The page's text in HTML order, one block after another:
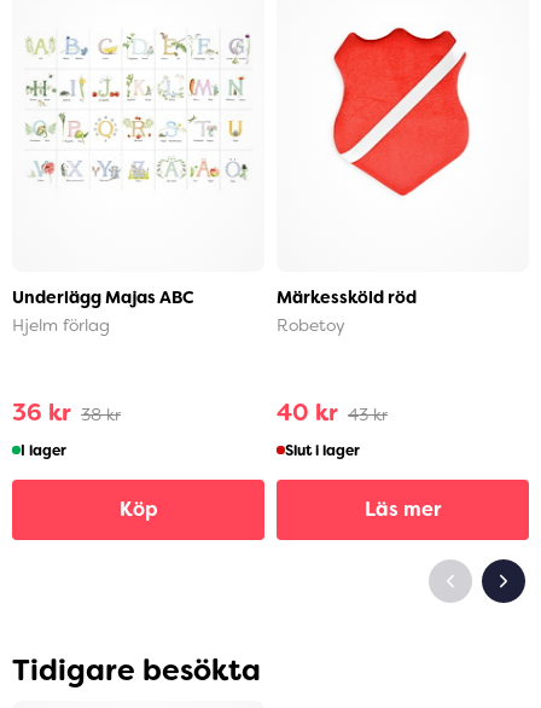
Underlägg Majas ABC
Hjelm förlag
36 kr 38 kr
I lager
Köp
Märkessköld röd
Robetoy
40 kr 43 kr
Slut i lager
Läs mer
Tidigare besökta